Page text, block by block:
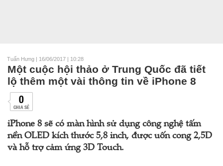
Tuấn Hưng | 16/06/2017 | 10:28
Một cuộc hội thảo ở Trung Quốc đã tiết
lộ thêm một vài thông tin về iPhone 8
0
CHIA SẺ
iPhone 8 sẽ có màn hình sử dụng công nghệ tấm
nền OLED kích thước 5,8 inch, được uốn cong 2,5D
và hỗ trợ cảm ứng 3D Touch.